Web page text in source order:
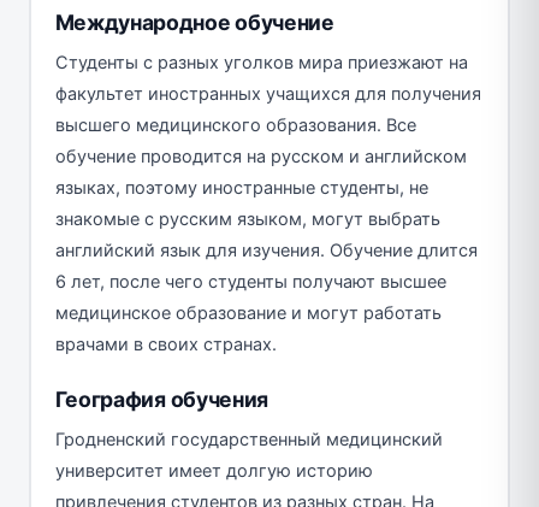
Международное обучение
Студенты с разных уголков мира приезжают на
факультет иностранных учащихся для получения
высшего медицинского образования. Все
обучение проводится на русском и английском
языках, поэтому иностранные студенты, не
знакомые с русским языком, могут выбрать
английский язык для изучения. Обучение длится
6 лет, после чего студенты получают высшее
медицинское образование и могут работать
врачами в своих странах.
География обучения
Гродненский государственный медицинский
университет имеет долгую историю
привлечения студентов из разных стран. На